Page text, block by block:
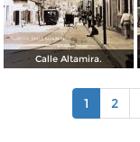
Calle Altamira.
1 2